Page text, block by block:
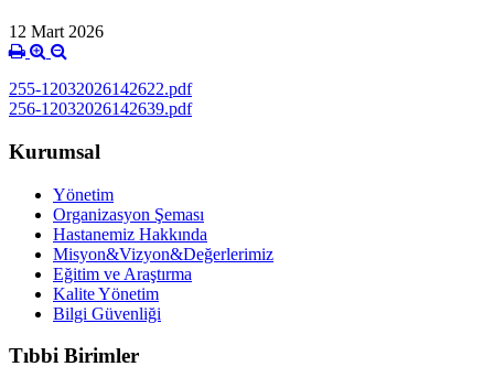
12 Mart 2026
255-12032026142622.pdf
256-12032026142639.pdf
Kurumsal
Yönetim
Organizasyon Şeması
Hastanemiz Hakkında
Misyon&Vizyon&Değerlerimiz
Eğitim ve Araştırma
Kalite Yönetim
Bilgi Güvenliği
Tıbbi Birimler